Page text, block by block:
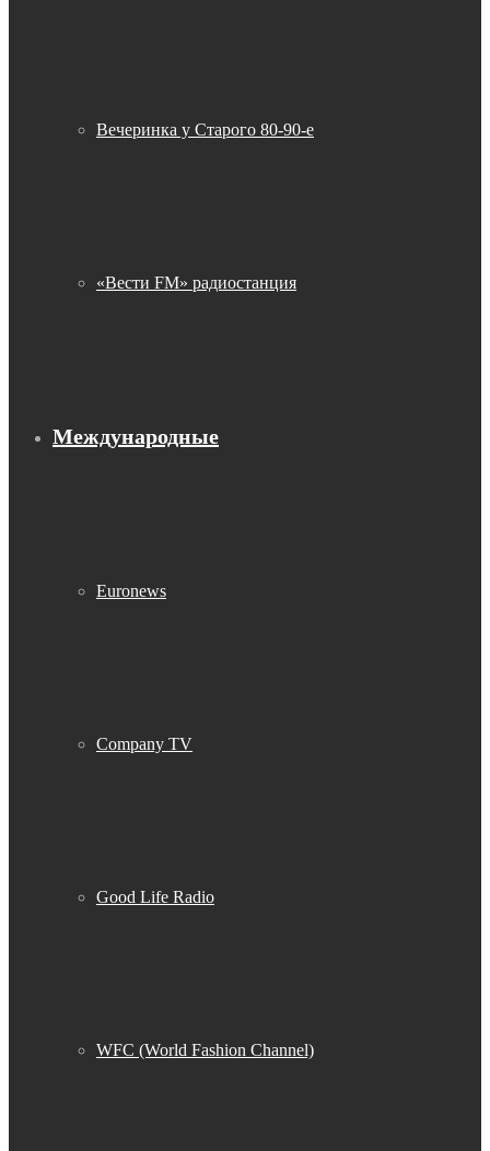
Вечеринка у Старого 80-90-е
«Вести FM» радиостанция
Международные
Euronews
Company TV
Good Life Radio
WFC (World Fashion Channel)